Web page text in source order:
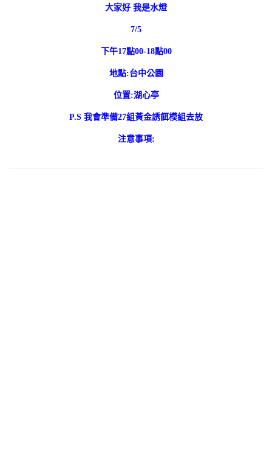
大家好 我是水燈
7/5
下午17點00-18點00
地點:台中公園
位置:湖心亭
P.S 我會準備27組黃金誘餌模組去放
注意事項: